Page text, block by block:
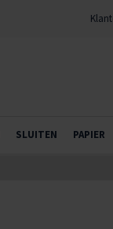
SLUITEN PAPIER